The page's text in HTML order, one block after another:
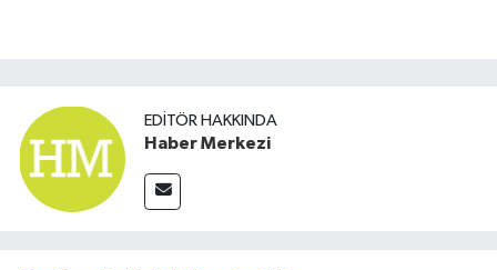
EDITÖR HAKKINDA
Haber Merkezi